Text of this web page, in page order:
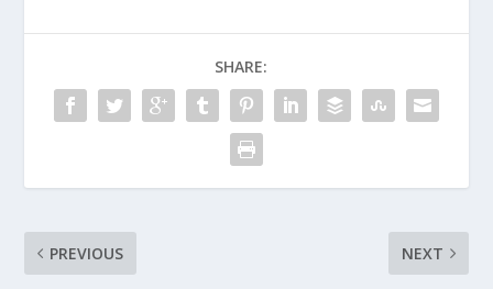
SHARE:
PREVIOUS NEXT